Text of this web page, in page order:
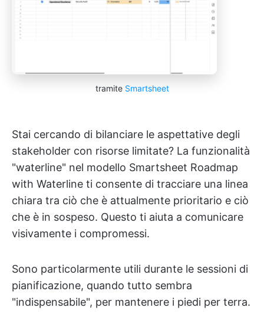
tramite Smartsheet
Stai cercando di bilanciare le aspettative degli
stakeholder con risorse limitate? La funzionalità
"waterline" nel modello Smartsheet Roadmap
with Waterline ti consente di tracciare una linea
chiara tra ciò che è attualmente prioritario e ciò
che è in sospeso. Questo ti aiuta a comunicare
visivamente i compromessi.
Sono particolarmente utili durante le sessioni di
pianificazione, quando tutto sembra
"indispensabile", per mantenere i piedi per terra.